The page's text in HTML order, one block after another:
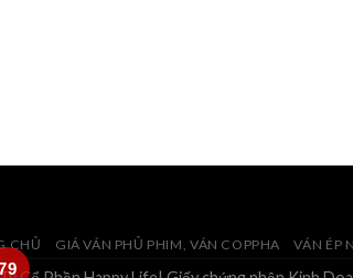
CHỦ GIÁ VÁN PHỦ PHIM, VÁN COPPHA VÁN ÉP